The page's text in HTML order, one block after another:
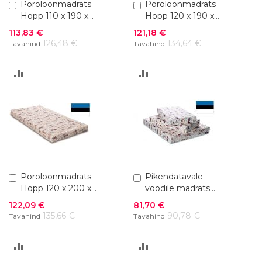
Poroloonmadrats
Hopp 110 x 190 x
10 cm
Soodushind
113,83 €
Tavahind 126,48 €
Lisa
ostukorvi
Poroloonmadrats
Hopp 120 x 190 x
10 cm
Soodushind
121,18 €
Tavahind 134,64 €
Lisa
ostukorvi
Poroloonmadrats
Hopp 120 x 200 x
10 cm
Soodushind
122,09 €
Tavahind 135,66 €
Lisa
ostukorvi
Pikendatavale
voodile madrats
Hopp, L 75 x P
100+42+42 cm
Soodushind
81,70 €
Tavahind 90,78 €
Lisa
ostukorvi